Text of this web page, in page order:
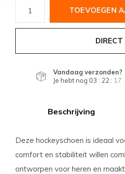
TOEVOEGEN
Vandaag verzonden?
Je hebt nog 03 : 22 : 16
Beschrijving
Deze hockeyschoen is ideaal
comfort en stabiliteit willen
ontworpen voor heren en